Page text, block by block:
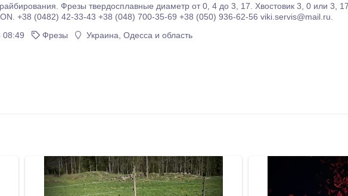
Фрезы твердосплавные диаметр от 0, 4 до 3, 17. Хвостовик 3, 0 или 3,
+38 (0482) 42-33-43 +38 (048) 700-35-69 +38 (050) 936-62-56 viki.servis@mail.ru.
08:49
Фрезы Украина, Одесса и область